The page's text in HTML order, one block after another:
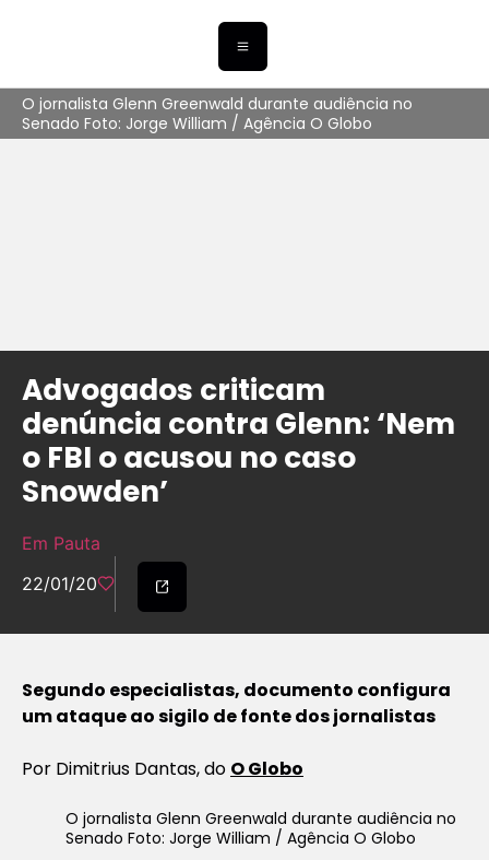
O jornalista Glenn Greenwald durante audiência no
Senado Foto: Jorge William / Agência O Globo
Advogados criticam
denúncia contra Glenn: ‘Nem
o FBI o acusou no caso
Snowden’
Em Pauta
22/01/20
Segundo especialistas, documento configura
um ataque ao sigilo de fonte dos jornalistas
Por Dimitrius Dantas, do O Globo
O jornalista Glenn Greenwald durante audiência no
Senado Foto: Jorge William / Agência O Globo